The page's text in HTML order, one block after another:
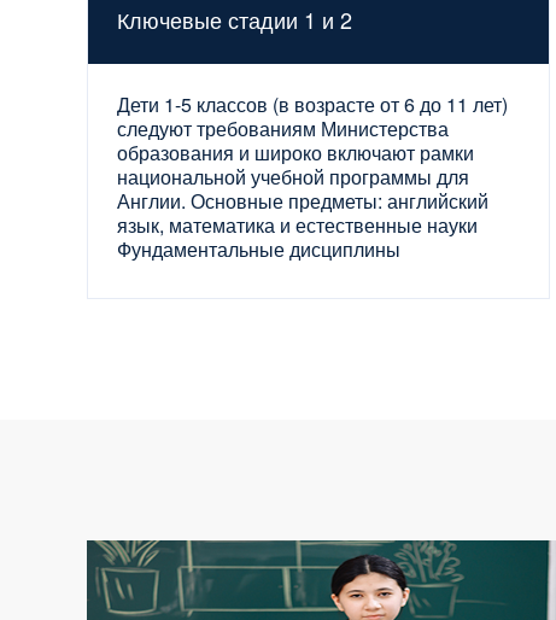
Ключевые стадии 1 и 2
Дети 1-5 классов (в возрасте от 6 до 11 лет)
следуют требованиям Министерства
образования и широко включают рамки
национальной учебной программы для
Англии. Основные предметы: английский
язык, математика и естественные науки
Фундаментальные дисциплины